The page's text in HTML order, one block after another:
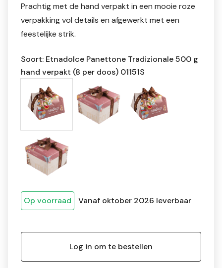
Prachtig met de hand verpakt in een mooie roze
verpakking vol details en afgewerkt met een
feestelijke strik.
Soort: Etnadolce Panettone Tradizionale 500 g
hand verpakt (8 per doos) 01151S
Op voorraad Vanaf oktober 2026 leverbaar
Log in om te bestellen